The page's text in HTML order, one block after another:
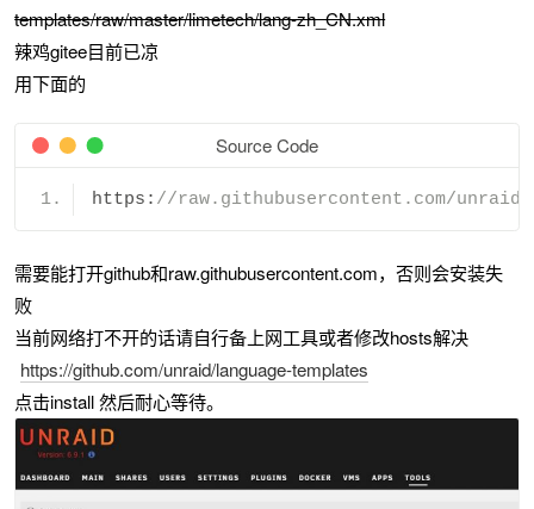
templates/raw/master/limetech/lang-zh_CN.xml
辣鸡gitee目前已凉
用下面的
Source Code
https : //raw.githubusercontent.com/unraid/
需要能打开github和raw.githubusercontent.com，否则会安装失
败
当前网络打不开的话请自行备上网工具或者修改hosts解决
https://github.com/unraid/language-templates
点击install 然后耐心等待。